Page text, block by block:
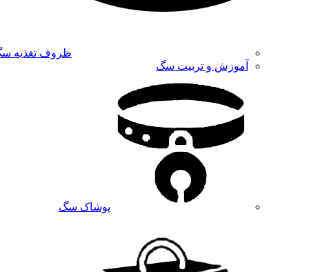
ظروف تغذیه
آموزش و تربیت سگ
پوشاک سگ